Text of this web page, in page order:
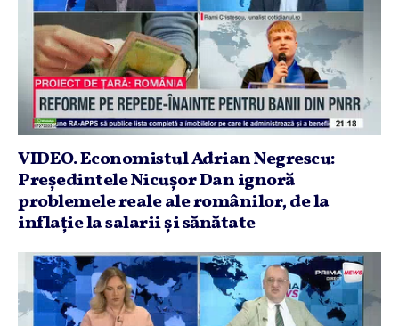
VIDEO. Economistul Adrian Negrescu:
Preşedintele Nicuşor Dan ignoră
problemele reale ale românilor, de la
inflaţie la salarii şi sănătate